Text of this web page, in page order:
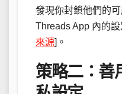
發現你封鎖他們的
Threads App 內的
來源]。
策略二：善